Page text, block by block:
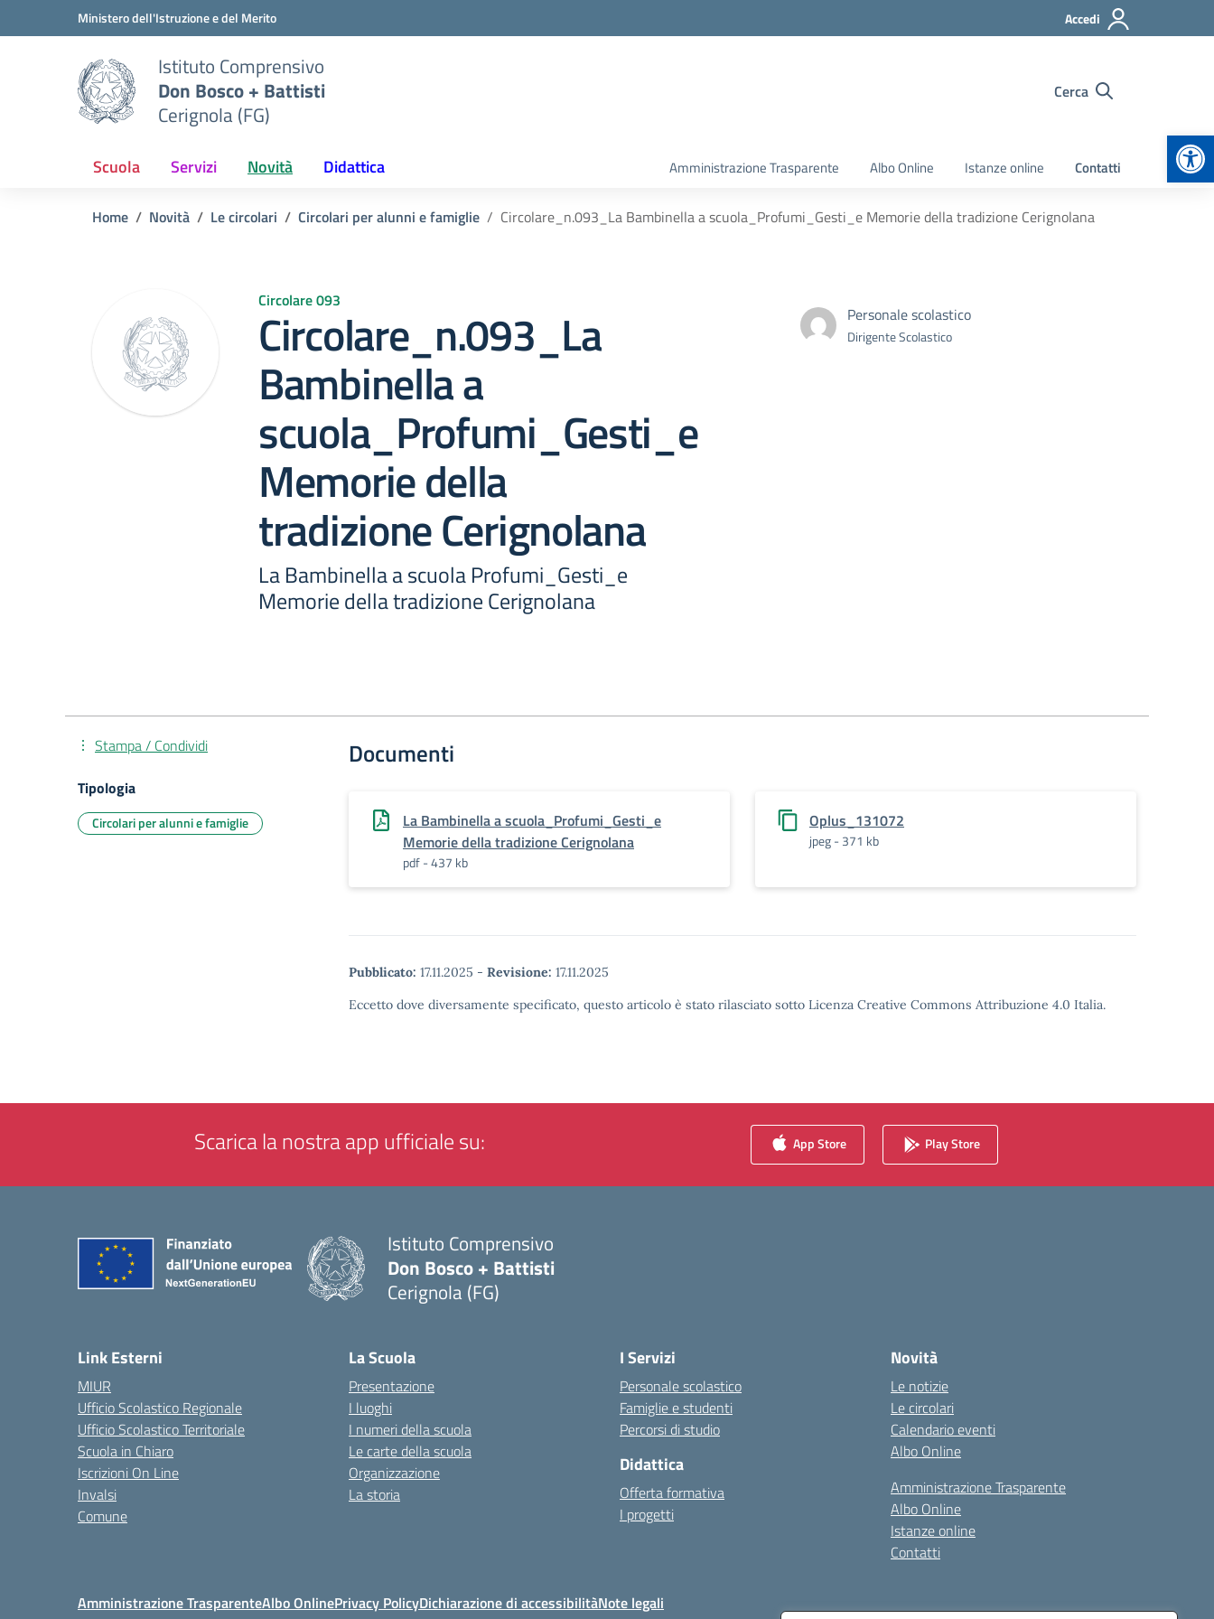
Vai ai contenuti
Vai al menu di navigazioneMinistero dell'Istruzione e del Merito Accedi
Istituto Comprensivo
Don Bosco + Battisti
Cerignola (FG)
Cerca
Scuola Servizi Novità Didattica Amministrazione Trasparente Albo Online Istanze online Contatti
Home Novità Le circolari Circolari per alunni e famiglie Circolare_n.093_La Bambinella a scuola_Profumi_Gesti_e Memorie della tradizione Cerignolana
Circolare 093
Circolare_n.093_La
Bambinella a
scuola_Profumi_Gesti_e
Memorie della
tradizione Cerignolana
La Bambinella a scuola Profumi_Gesti_e
Memorie della tradizione Cerignolana
Personale scolastico
Dirigente Scolastico
Documenti
La Bambinella a scuola_Profumi_Gesti_e
Memorie della tradizione Cerignolana
pdf - 437 kb
Oplus_131072
jpeg - 371 kb
Pubblicato: 17.11.2025 - Revisione: 17.11.2025
Eccetto dove diversamente specificato, questo articolo è stato rilasciato sotto Licenza Creative Commons Attribuzione 4.0 Italia.
Stampa / Condividi
Tipologia
Circolari per alunni e famiglie
Scarica la nostra app ufficiale su: App Store Play Store
Istituto Comprensivo
Don Bosco + Battisti
Cerignola (FG)
Link Esterni
MIUR
Ufficio Scolastico Regionale
Ufficio Scolastico Territoriale
Scuola in Chiaro
Iscrizioni On Line
Invalsi
Comune
La Scuola
Presentazione
I luoghi
I numeri della scuola
Le carte della scuola
Organizzazione
La storia
I Servizi
Personale scolastico
Famiglie e studenti
Percorsi di studio
Didattica
Offerta formativa
I progetti
Novità
Le notizie
Le circolari
Calendario eventi
Albo Online
Amministrazione Trasparente
Albo Online
Istanze online
Contatti
Amministrazione TrasparenteAlbo OnlinePrivacy PolicyDichiarazione di accessibilitàNote legali